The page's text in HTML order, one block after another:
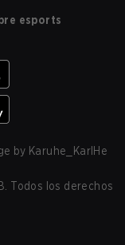
esports
by Karuhe_KarlHe
Todos los derechos